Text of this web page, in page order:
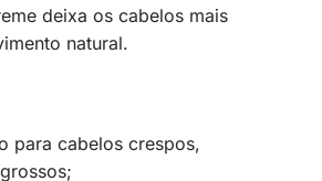
deixa os cabelos mais
natural.
para cabelos crespos,